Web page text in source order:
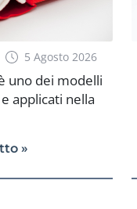
5 Agosto 2026
uno dei modelli
applicati nella
»